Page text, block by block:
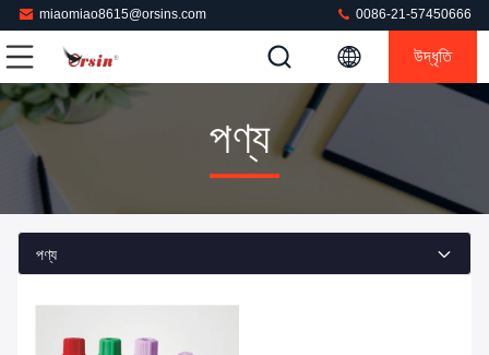
miaomiao8615@orsins.com 0086-21-57450666
উদ্ধৃতি
পণ্য
পণ্য